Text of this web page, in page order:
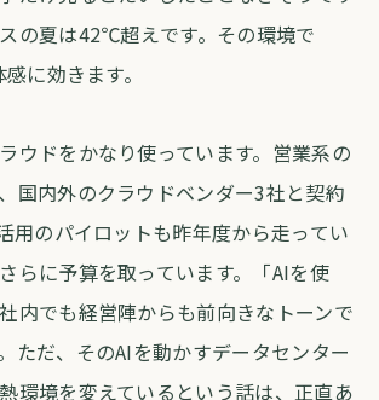
の夏は42℃超えです。その環境で
に効きます。
ウドをかなり使っています。営業系の
国内外のクラウドベンダー3社と契約
用のパイロットも昨年度から走ってい
らに予算を取っています。「AIを使
内でも経営陣からも前向きなトーンで
ただ、そのAIを動かすデータセンター
環境を変えているという話は、正直あ